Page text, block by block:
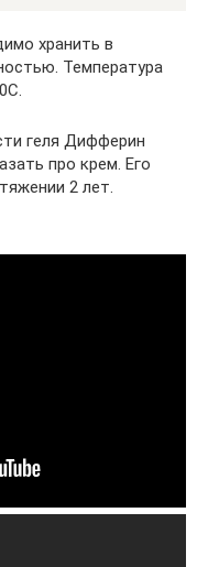
хранить в
Температура
геля Дифферин
про крем. Его
2 лет.